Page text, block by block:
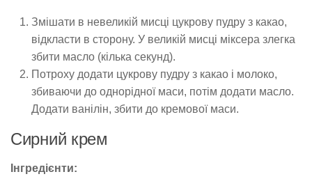
Змішати в невеликій мисці цукрову пудру з какао,
відкласти в сторону. У великій мисці міксера злегка
збити масло (кілька секунд).
Потроху додати цукрову пудру з какао і молоко,
збиваючи до однорідної маси, потім додати масло.
Додати ванілін, збити до кремової маси.
Сирний крем
Інгредієнти: